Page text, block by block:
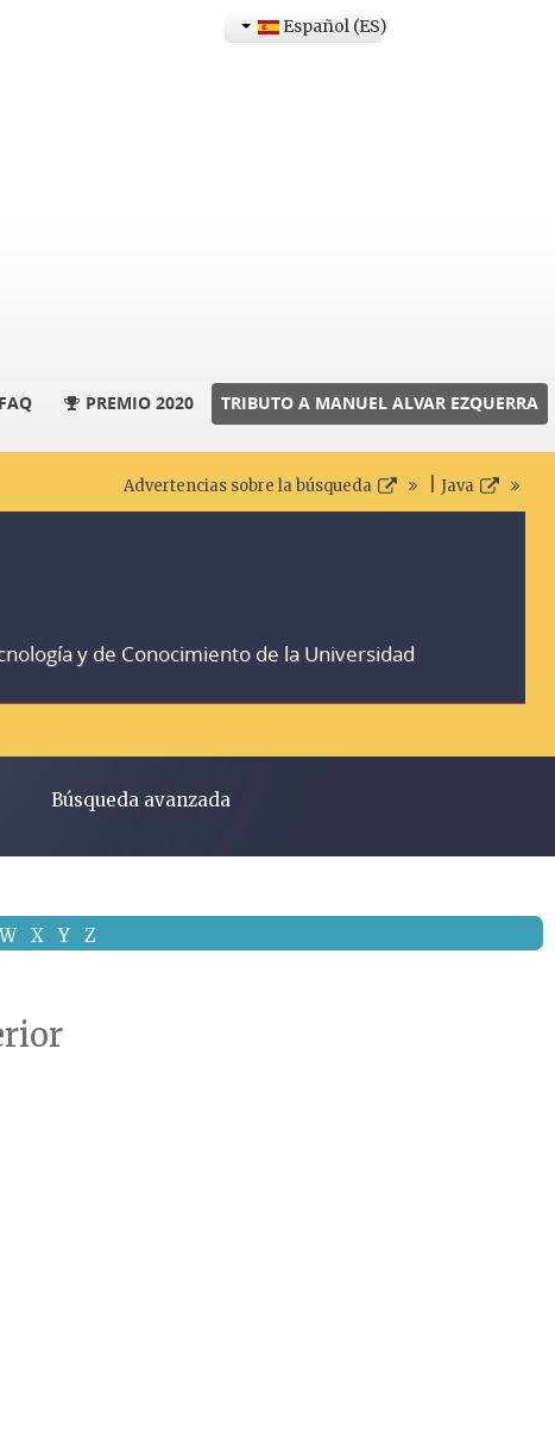
Español (ES)
FAQ PREMIO 2020 TRIBUTO A MANUEL ALVAR EZQUERRA
Advertencias sobre la búsqueda Java
y de Conocimiento de la Universidad
Búsqueda avanzada
W X Y Z